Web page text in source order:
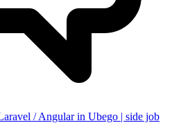
/ Angular in Ubego | side job